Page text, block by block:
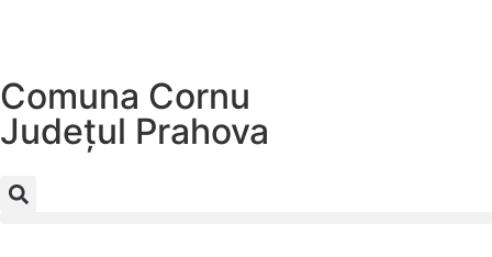
Comuna Cornu
Județul Prahova